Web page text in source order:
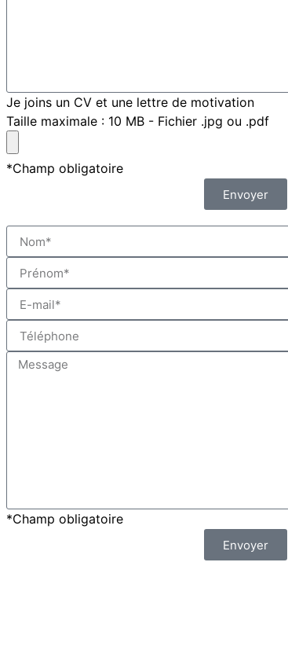
Je joins un CV et une lettre de motivation
Taille maximale : 10 MB - Fichier .jpg ou .pdf
*Champ obligatoire
Envoyer
*Champ obligatoire
Envoyer